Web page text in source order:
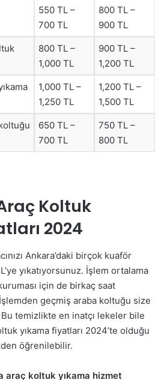
550 TL –
700 TL
800 TL –
900 TL
800 TL –
1,000 TL
900 TL –
1,200 TL
1,000 TL –
1,250 TL
1,200 TL –
1,500 TL
650 TL –
700 TL
750 TL –
800 TL
Koltuk
2024
Ankara’daki birçok kuaför
yıkatıyorsunuz. İşlem ortalama
için de birkaç saat
geçmiş araba koltuğu size
Bu temizlikte en inatçı lekeler bile
yıkama fiyatları 2024’te olduğu
öğrenilebilir.
araç koltuk yıkama hizmet